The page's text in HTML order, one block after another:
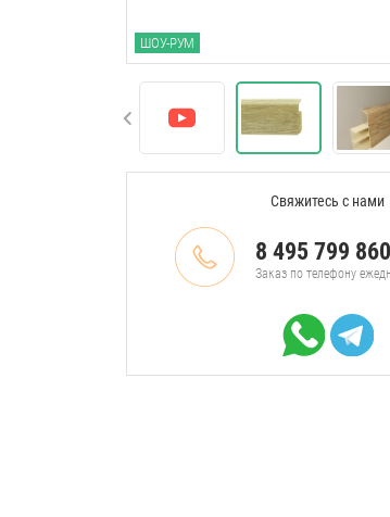
ШОУ-РУМ
Свяжитесь с нами
8 495 799
Заказ по телефону